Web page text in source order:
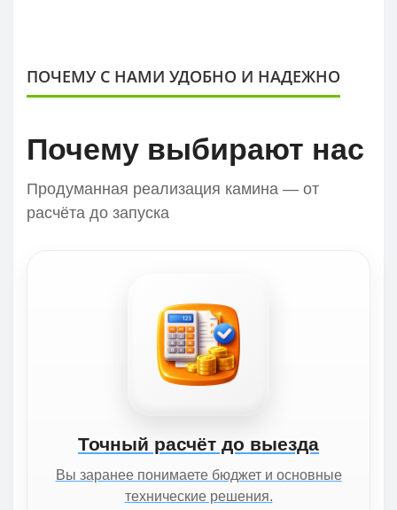
ПОЧЕМУ С НАМИ УДОБНО И НАДЕЖНО
Почему выбирают нас
Продуманная реализация камина — от
расчёта до запуска
Точный расчёт до выезда
Вы заранее понимаете бюджет и основные
технические решения.